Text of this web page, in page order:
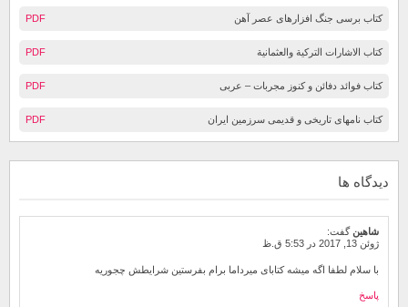
PDF کتاب برسی جنگ افزارهای عصر آهن
PDF كتاب الاشارات التركية والعثمانية
PDF کتاب فوائد دفائن و کنوز مجربات – عربی
PDF کتاب نامهای تاریخی و قدیمی سرزمین ایران
دیدگاه ها
شاهین گفت:
ژوئن 13, 2017 در 5:53 ق.ظ
با سلام لطفا اگه میشه کتابای میرداما برام بفرستین شرایطش چجوریه
پاسخ